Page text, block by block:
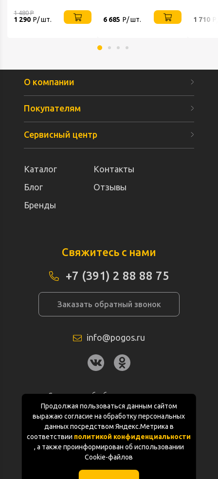
1 480Р
1 290 Р/ шт. 6 685 Р/ шт. 1 710
Продолжая пользоваться данным сайтом
выражаю согласие на обработку персональных
данных посредством Яндекс.Метрика в
соответствии политикой конфиденциальности
, а также проинформирован об использовании
Cookie-файлов
О компании
Покупателям
Сервисный центр
Каталог
Контакты
Блог
Отзывы
Бренды
Свяжитесь с нами
+7 (391) 2 88 88 75
Заказать обратный звонок
info@pogos.ru
Согласие на обработку персональных
данных
Политика конфиденциальности
Документация